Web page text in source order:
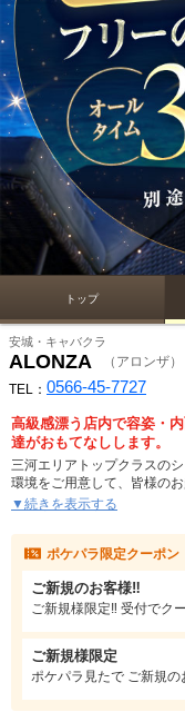
トップ
安城・キャバクラ
ALONZA
（アロンザ）
TEL： 0566-45-7727
高級感漂う店内で容姿・
達がおもてなしします。
三河エリアトップクラスの
環境をご用意して、皆様の
アロンザは時間を選ばず飲
いときは当店へお越し下さ
▼続きを表示する
ポケパラ限定クーポン
ご新規のお客様‼️
ご新規様限定‼️ 受付でク
ご新規様限定
ポケパラ見たで ご新規の